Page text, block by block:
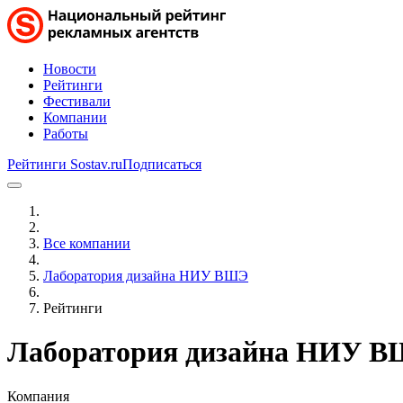
Новости
Рейтинги
Фестивали
Компании
Работы
Рейтинги Sostav.ruПодписаться
Все компании
Лаборатория дизайна НИУ ВШЭ
Рейтинги
Лаборатория дизайна НИУ
Компания